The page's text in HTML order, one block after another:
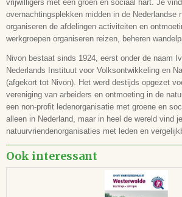
vrijwilligers met een groen en sociaal hart. Je
overnachtingsplekken midden in de Nederlandse
organiseren de afdelingen activiteiten en
werkgroepen organiseren reizen, beheren
Nivon bestaat sinds 1924, eerst onder de naam
Nederlands Instituut voor Volksontwikkeling en
(afgekort tot Nivon). Het werd destijds opgezet
vereniging van arbeiders en ontmoeting in de
een non-profit ledenorganisatie met groene en
alleen in Nederland, maar in heel de wereld vind
natuurvriendenorganisaties met leden en
Ook interessant